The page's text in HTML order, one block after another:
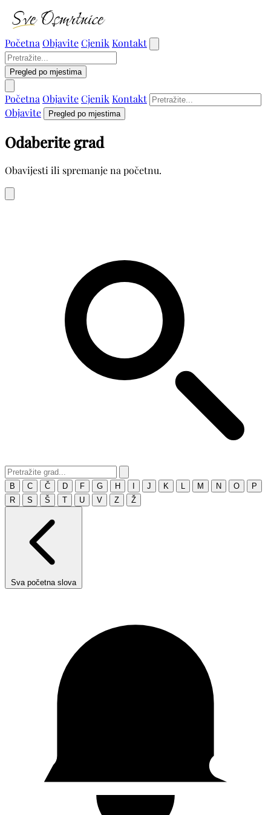
Početna ObjaviteCjenik Kontakt
Pregled po mjestima
Početna ObjaviteCjenik Kontakt
Objavite
Pregled po mjestima
Odaberite grad
Obavijesti ili spremanje na početnu.
B C Č D F G H J K M N O
P
R
S Š T U V Z Ž
Sva početna slova